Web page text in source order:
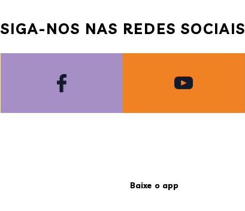
SIGA-NOS NAS REDES SOCIAIS
Baixe o app